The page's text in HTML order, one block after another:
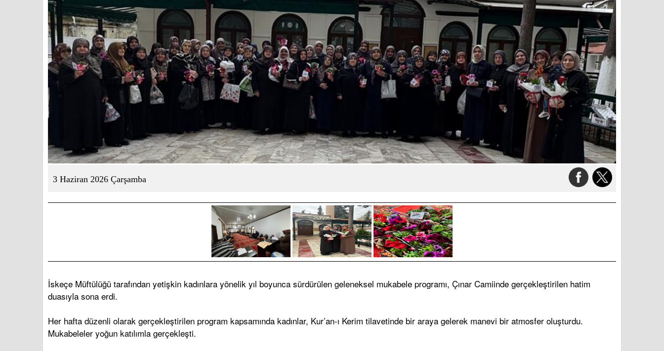
3 Haziran 2026 Çarşamba
İskeçe Müftülüğü tarafından yetişkin kadınlara yönelik yıl boyunca sürdürülen geleneksel mukabele programı, Çınar Camiinde gerçekleştirilen hatim
duasıyla sona erdi.
Her hafta düzenli olarak gerçekleştirilen program kapsamında kadınlar, Kur’an-ı Kerim tilavetinde bir araya gelerek manevi bir atmosfer oluşturdu.
Mukabeleler yoğun katılımla gerçekleşti.